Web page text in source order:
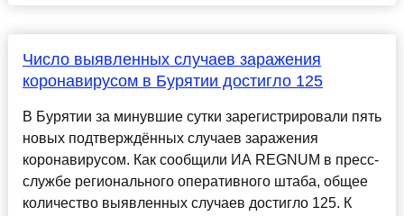
Число выявленных случаев заражения
коронавирусом в Бурятии достигло 125
В Бурятии за минувшие сутки зарегистрировали пять
новых подтверждённых случаев заражения
коронавирусом. Как сообщили ИА REGNUM в пресс-
службе регионального оперативного штаба, общее
количество выявленных случаев достигло 125. К